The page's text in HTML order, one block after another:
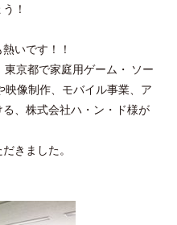
！
いです！！
京都で家庭用ゲーム・ ソー
映像制作、モバイル事業、ア
、株式会社ハ・ン・ド様が
きました。